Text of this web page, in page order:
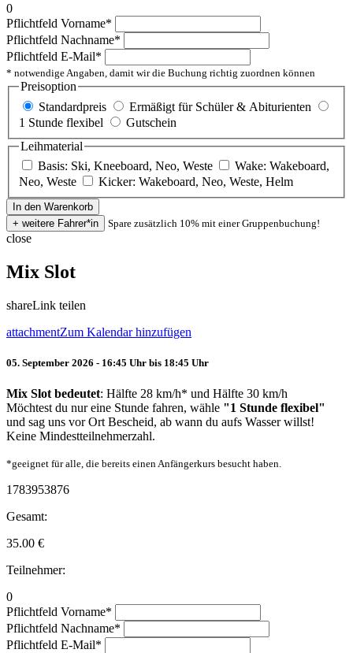
0
Pflichtfeld Vorname*
Pflichtfeld Nachname*
Pflichtfeld E-Mail*
* notwendige Angaben, damit wir die Buchung richtig zuordnen können
Preisoption
Standardpreis
Ermäßigt für Schüler & Abiturienten
1 Stunde flexibel
Gutschein
Leihmaterial
Basis: Ski, Kneeboard, Neo, Weste
Wake: Wakeboard,
Neo, Weste
Kicker: Wakeboard, Neo, Weste, Helm
Spare zusätzlich 10% mit einer Gruppenbuchung!
close
Mix Slot
shareLink teilen
attachmentZum Kalendar hinzufügen
05. September 2026 - 16:45 Uhr bis 18:45 Uhr
Mix Slot bedeutet: Hälfte 28 km/h* und Hälfte 30 km/h
Möchtest du nur eine Stunde fahren, wähle "1 Stunde flexibel"
und sag uns vor Ort Bescheid, ab wann du aufs Wasser willst!
Keine Mindestteilnehmerzahl.
*geeignet für alle, die bereits einen Anfängerkurs besucht haben.
1783953876
Gesamt:
35.00 €
Teilnehmer:
0
Pflichtfeld Vorname*
Pflichtfeld Nachname*
Pflichtfeld E-Mail*